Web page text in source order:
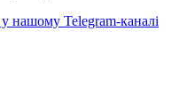
нашому Telegram-каналі